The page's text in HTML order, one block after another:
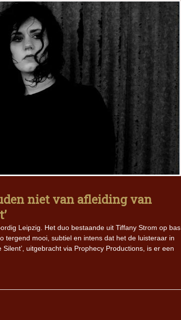
niet van afleiding van
Leipzig. Het duo bestaande uit Tiffany Strom op bas
tergend mooi, subtiel en intens dat het de luisteraar in
uitgebracht via Prophecy Productions, is er een